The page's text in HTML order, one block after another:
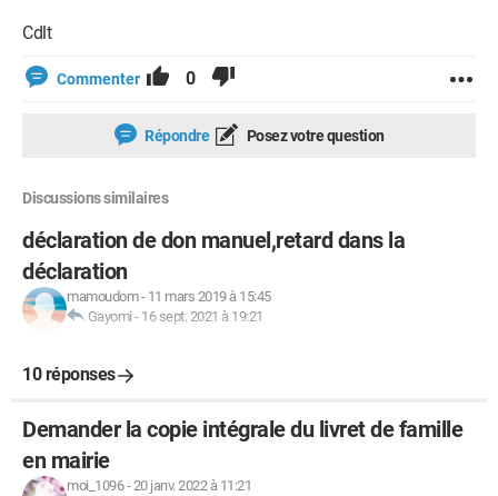
Cdlt
Commenter 0
Répondre Posez votre question
Discussions similaires
déclaration de don manuel,retard dans la
déclaration
mamoudom- 11 mars 2019 à 15:45
Gayomi - 16 sept. 2021 à 19:21
10 réponses
Demander la copie intégrale du livret de famille
en mairie
moi_1096-20 janv. 2022 à 11:21